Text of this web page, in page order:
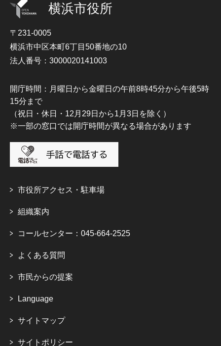
横浜市役所
〒231-0005
横浜市中区本町6丁目50番地の10
法人番号：3000020141003
開庁時間：月曜日から金曜日の午前8時45分から午後5時
15分まで
（祝日・休日・12月29日から1月3日を除く）
※一部の窓口では開庁時間が異なる場合があります
市役所アクセス・駐車場
組織案内
コールセンター：045-664-2525
よくある質問
市民からの提案
Language
サイトマップ
サイトポリシー